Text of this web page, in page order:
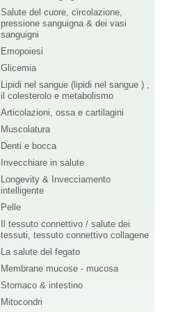
Salute del cuore, circolazione,
pressione sanguigna & dei vasi
sanguigni
Emopoiesi
Glicemia
Lipidi nel sangue (lipidi nel sangue ) ,
il colesterolo e metabolismo
Articolazioni, ossa e cartilagini
Muscolatura
Denti e bocca
Invecchiare in salute
Longevity & Invecciamento
intelligente
Pelle
Il tessuto connettivo / salute dei
tessuti, tessuto connettivo collagene
La salute del fegato
Membrane mucose - mucosa
Stomaco & intestino
Mitocondri